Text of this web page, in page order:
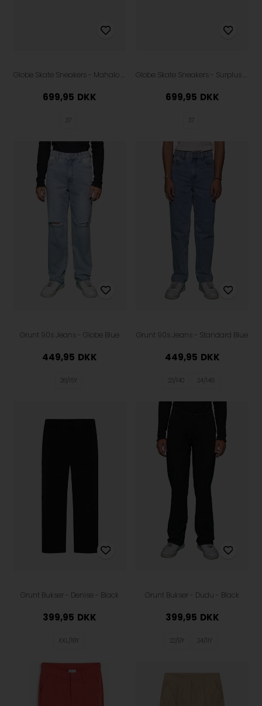
Globe Skate Sneakers - Mahalo Plus - Italian Clay/Antique White
699,95 DKK
37
Globe Skate Sneakers - Surplus - Midnight Blue Dip
699,95 DKK
37
Grunt 90s Jeans - Globe Blue
449,95 DKK
28/15Y
Grunt 90s Jeans - Standard Blue
449,95 DKK
23/140 24/146
Grunt Bukser - Denise - Black
399,95 DKK
XXL/18Y
Grunt Bukser - Dudu - Black
399,95 DKK
22/9Y 24/11Y